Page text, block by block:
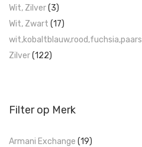
Wit, Zilver(3)
Wit, Zwart (17)
wit,kobaltblauw,rood,fuchsia,paars
Zilver(122)
Filter op Merk
Armani Exchange (19)